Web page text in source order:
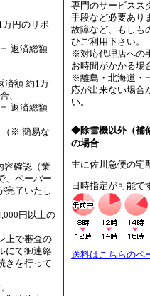
万円のリボ
返済総額
済額 約1万
、
返済総額
（※ 簡易な
容確認（業
、ペーパー
完了いたし
円以上の
上で審査の
にて御連絡
きを行って
専門のサービスス
手段など必要あり
故障など、もしも
ひご利用下さい。
※対応代理店への
お時間がかかる場
※離島・北海道・
応が出来ない場合
い。
◆除雪機以外（補
の場合
主に佐川急便の宅
日時指定が可能で
送料はこちらのペ